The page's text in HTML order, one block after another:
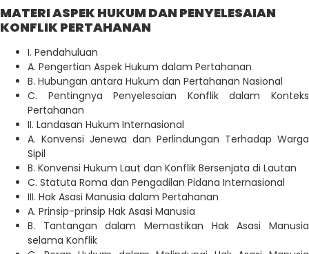
MATERI ASPEK HUKUM DAN PENYELESAIAN
KONFLIK PERTAHANAN
I. Pendahuluan
A. Pengertian Aspek Hukum dalam Pertahanan
B. Hubungan antara Hukum dan Pertahanan Nasional
C. Pentingnya Penyelesaian Konflik dalam Konteks
Pertahanan
II. Landasan Hukum Internasional
A. Konvensi Jenewa dan Perlindungan Terhadap Warga
Sipil
B. Konvensi Hukum Laut dan Konflik Bersenjata di Lautan
C. Statuta Roma dan Pengadilan Pidana Internasional
III. Hak Asasi Manusia dalam Pertahanan
A. Prinsip-prinsip Hak Asasi Manusia
B. Tantangan dalam Memastikan Hak Asasi Manusia
selama Konflik